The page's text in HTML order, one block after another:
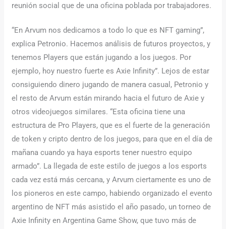
reunión social que de una oficina poblada por trabajadores.
“En Arvum nos dedicamos a todo lo que es NFT gaming”,
explica Petronio. Hacemos análisis de futuros proyectos, y
tenemos Players que están jugando a los juegos. Por
ejemplo, hoy nuestro fuerte es Axie Infinity”. Lejos de estar
consiguiendo dinero jugando de manera casual, Petronio y
el resto de Arvum están mirando hacia el futuro de Axie y
otros videojuegos similares. “Esta oficina tiene una
estructura de Pro Players, que es el fuerte de la generación
de token y cripto dentro de los juegos, para que en el día de
mañana cuando ya haya esports tener nuestro equipo
armado”. La llegada de este estilo de juegos a los esports
cada vez está más cercana, y Arvum ciertamente es uno de
los pioneros en este campo, habiendo organizado el evento
argentino de NFT más asistido el año pasado, un torneo de
Axie Infinity en Argentina Game Show, que tuvo más de